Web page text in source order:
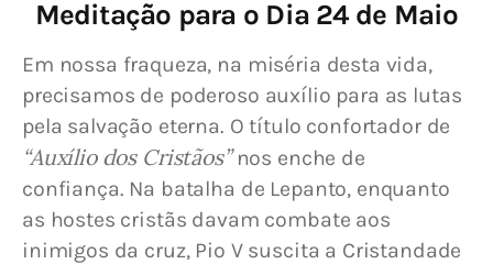
Meditação para o Dia 24 de Maio
Em nossa fraqueza, na miséria desta vida,
precisamos de poderoso auxílio para as lutas
pela salvação eterna. O título confortador de
“Auxílio dos Cristãos” nos enche de
confiança. Na batalha de Lepanto, enquanto
as hostes cristãs davam combate aos
inimigos da cruz, Pio V suscita a Cristandade